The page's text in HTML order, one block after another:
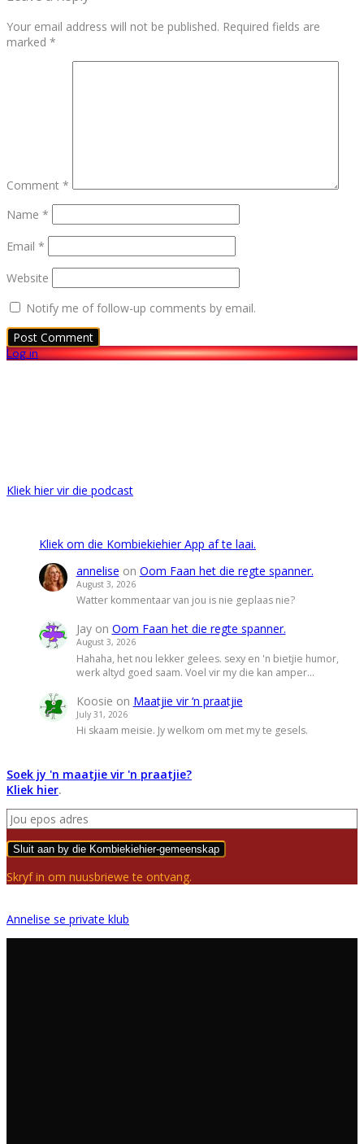
Your email address will not be published. Required fields are
marked *
Comment *
Name *
Email *
Website
Notify me of follow-up comments by email.
Log in
Kliek hier vir die podcast
Kliek om die Kombiekiehier App af te laai.
annelise on Oom Faan het die regte spanner.
August 3, 2026
Watter kommentaar van jou is nie geplaas nie?
Jayon Oom Faan het die regte spanner.
August 3, 2026
Hahaha, het nou lekker gelees. sexy en 'n bietjie humor,
werk altyd goed saam. Voel vir my die kan amper…
Koosie on Maatjie vir ‘n praatjie
July 31, 2026
Hi skaam meisie. Jy welkom om met my te gesels.
Soek jy 'n maatjie vir 'n praatjie?
Kliek hier.
Sluit aan by die Kombiekiehier-gemeenskap
Skryf in om nuusbriewe te ontvang.
Annelise se private klub